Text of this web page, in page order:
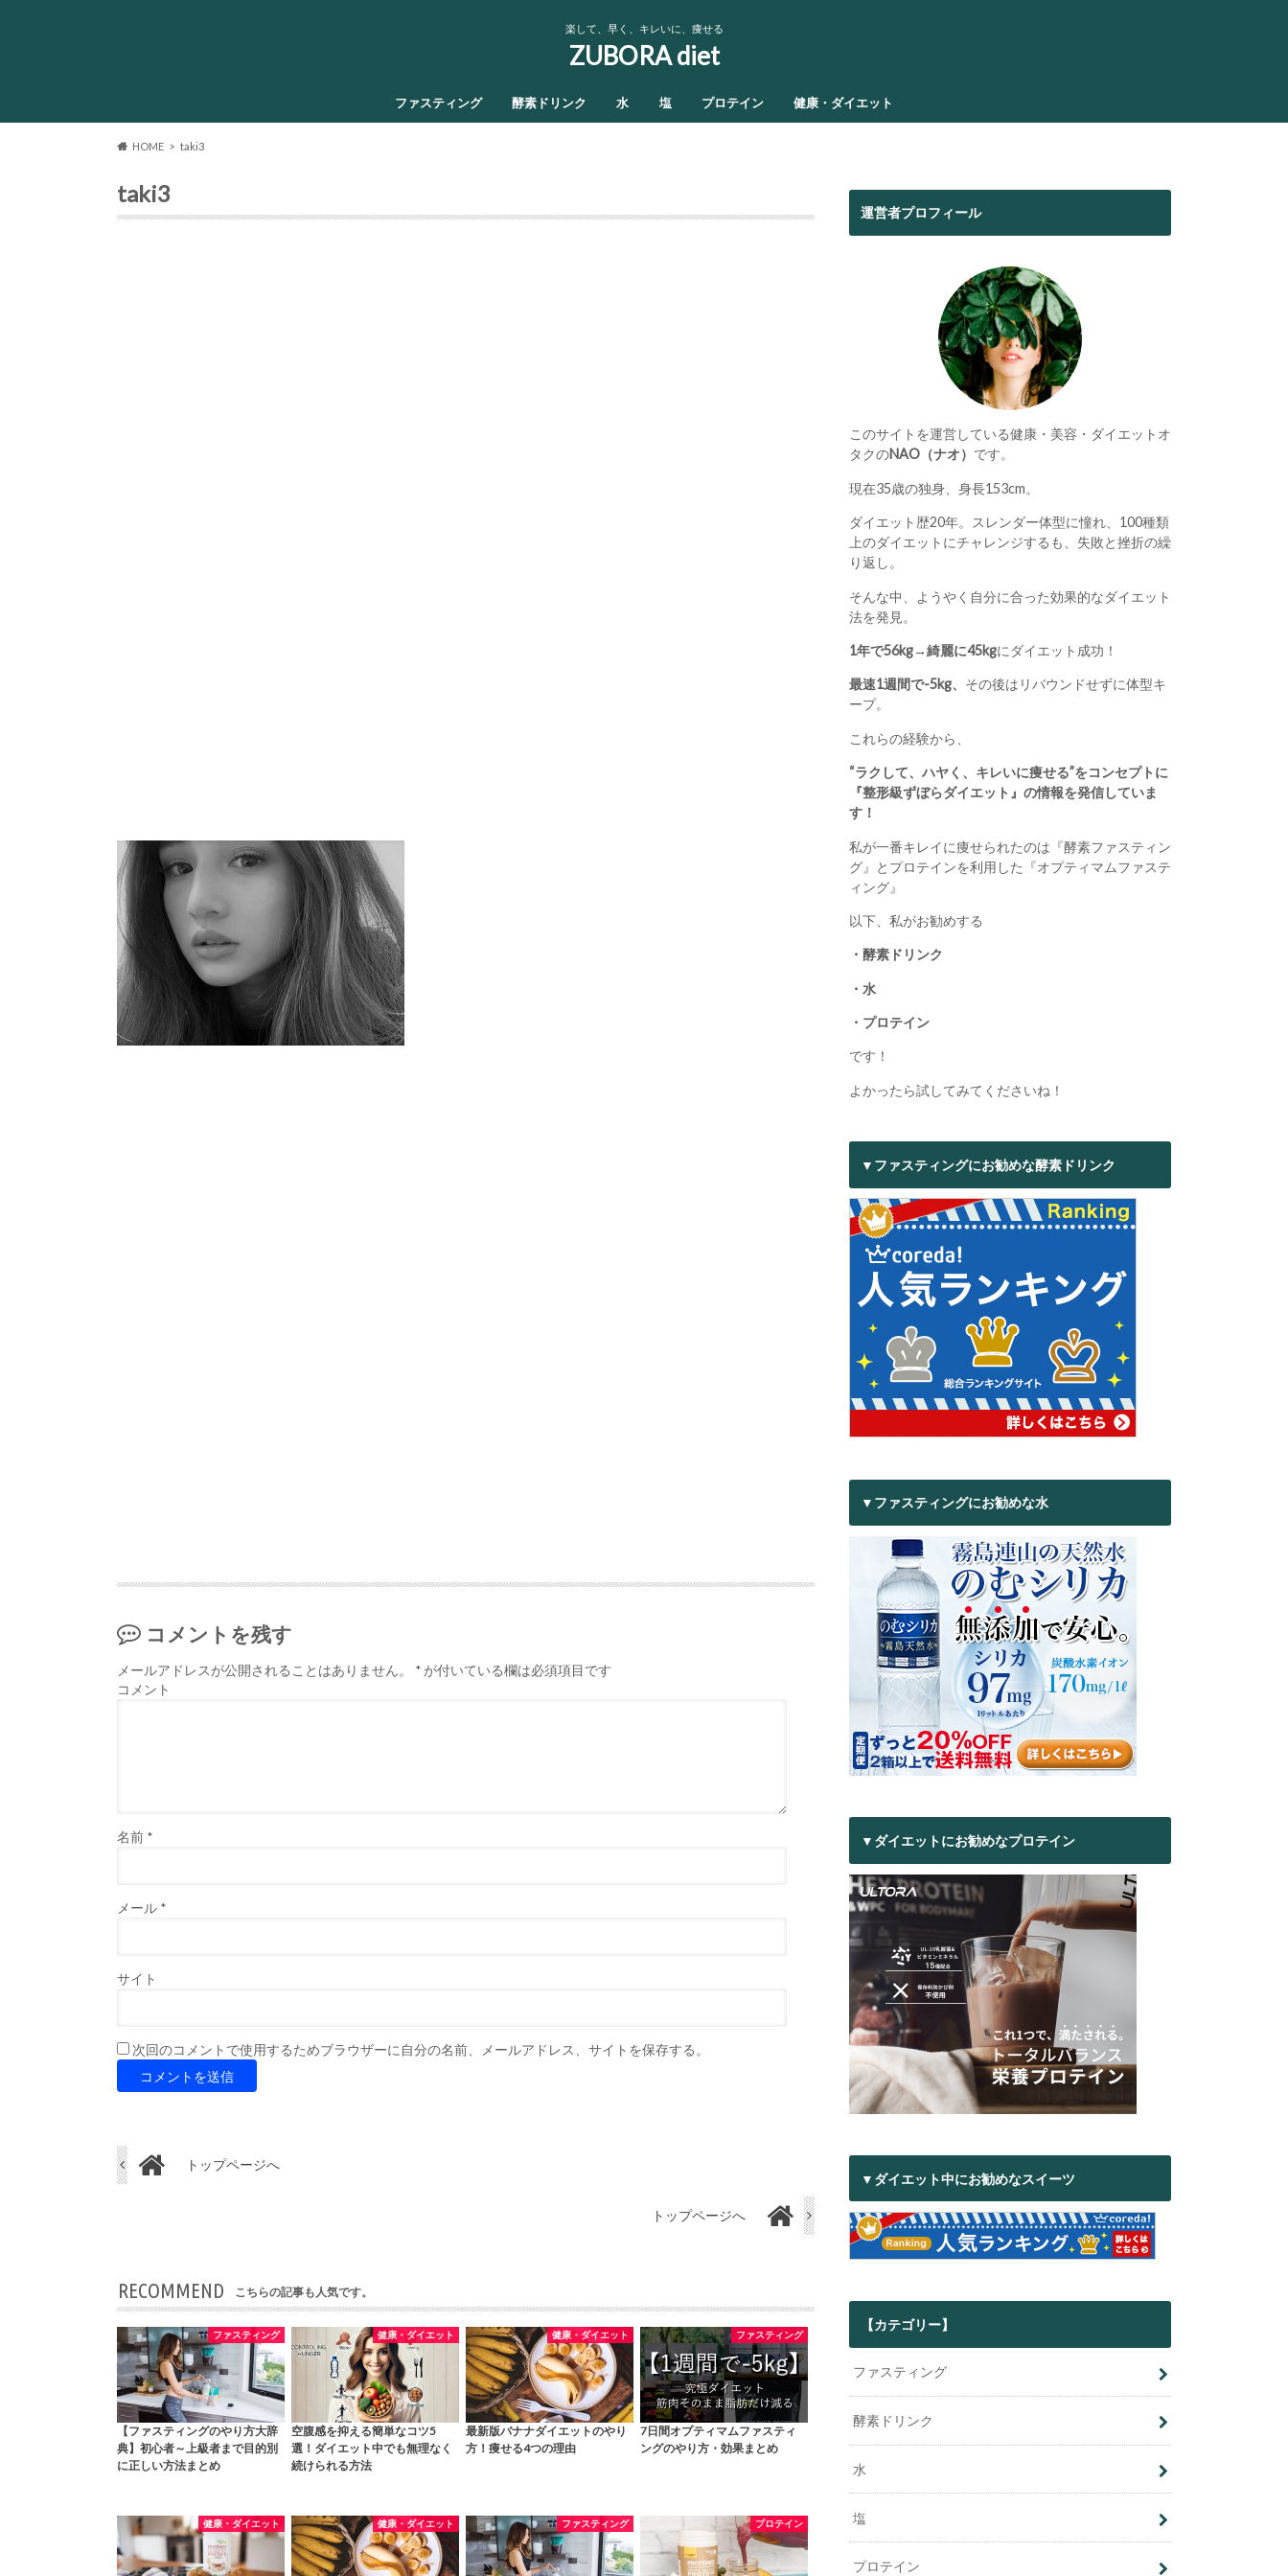
楽して、早く、キレいに、痩せる
ZUBORA diet
ファスティング 酵素ドリンク 水 塩 プロテイン 健康・ダイエット
HOME taki3
taki3
コメントを残す
メールアドレスが公開されることはありません。 * が付いている欄は必須項目です
コメント
名前 *
メール *
サイト
次回のコメントで使用するためブラウザーに自分の名前、メールアドレス、サイトを保存する。
トップページへ
トップページへ
RECOMMEND こちらの記事も人気です。
ファスティング
【ファスティングのやり方大辞
典】初心者～上級者まで目的別
に正しい方法まとめ
健康・ダイエット
空腹感を抑える簡単なコツ5
選！ダイエット中でも無理なく
続けられる方法
健康・ダイエット
最新版バナナダイエットのやり
方！痩せる4つの理由
ファスティング
7日間オプティマムファスティ
ングのやり方・効果まとめ
健康・ダイエット 健康・ダイエット ファスティング プロテイン
運営者プロフィール
このサイトを運営している健康・美容・ダイエットオ
タクのNAO（ナオ） です。
現在35歳の独身、身長153cm。
ダイエット歴20年。スレンダー体型に憧れ、100種類
上のダイエットにチャレンジするも、失敗と挫折の繰
り返し。
そんな中、ようやく自分に合った効果的なダイエット
法を発見。
1年で56kg→綺麗に45kgにダイエット成功！
最速1週間で-5kg、 その後はリバウンドせずに体型キ
ープ。
これらの経験から、
“ラクして、ハヤく、キレいに痩せる”をコンセプトに
『整形級ずぼらダイエット』の情報を発信していま
す！
私が一番キレイに痩せられたのは『酵素ファスティン
グ』とプロテインを利用した『オプティマムファステ
ィング』
以下、私がお勧めする
・酵素ドリンク
・水
・プロテイン
です！
よかったら試してみてくださいね！
▼ファスティングにお勧めな酵素ドリンク
▼ファスティングにお勧めな水
▼ダイエットにお勧めなプロテイン
▼ダイエット中にお勧めなスイーツ
【カテゴリー】
ファスティング
酵素ドリンク
水
塩
プロテイン